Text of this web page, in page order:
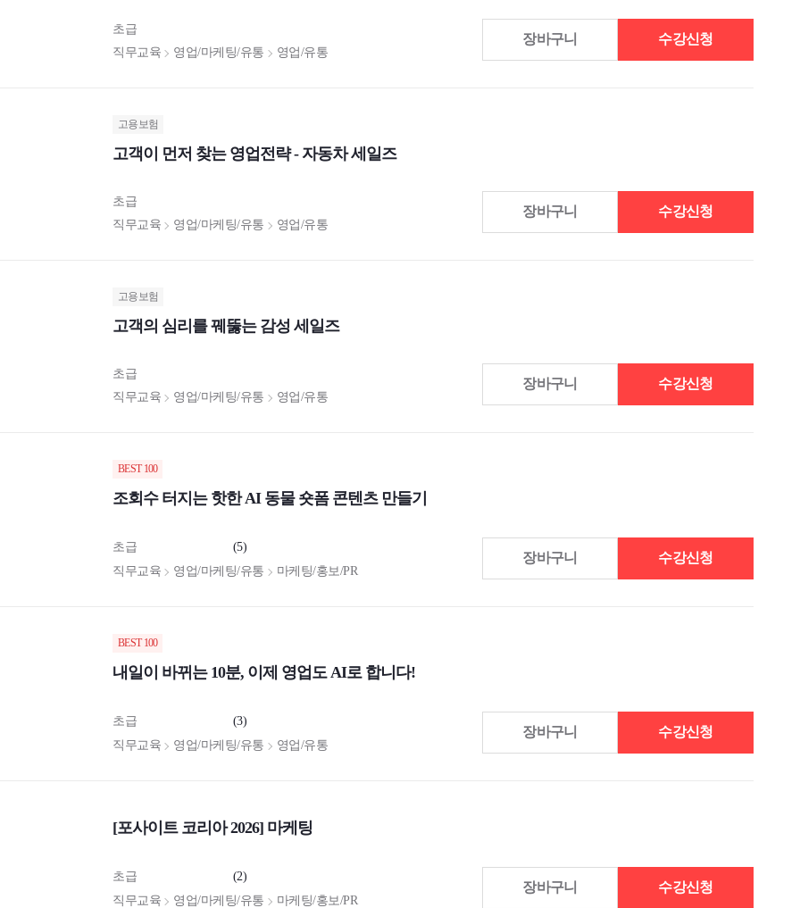
초급
직무교육
영업/마케팅/유통 영업/유통
장바구니 수강신청
고용보험
고객이 먼저 찾는 영업전략 - 자동차 세일즈
초급
직무교육
영업/마케팅/유통 영업/유통
장바구니 수강신청
고용보험
고객의 심리를 꿰뚫는 감성 세일즈
초급
직무교육
영업/마케팅/유통 영업/유통
장바구니 수강신청
BEST 100
조회수 터지는 핫한 AI 동물 숏폼 콘텐츠 만들기
초급
(5)
직무교육
영업/마케팅/유통 마케팅/홍보/PR
장바구니 수강신청
BEST 100
내일이 바뀌는 10분, 이제 영업도 AI로 합니다!
초급
(3)
직무교육
영업/마케팅/유통 영업/유통
장바구니 수강신청
[포사이트 코리아 2026] 마케팅
초급
(2)
직무교육
영업/마케팅/유통 마케팅/홍보/PR
장바구니 수강신청